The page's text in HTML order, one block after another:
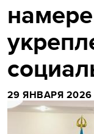
29 ЯНВАРЯ 2026